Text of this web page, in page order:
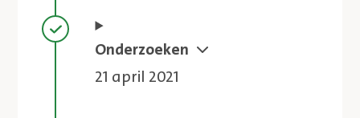
Stap voltooid
Onderzoeken
21 april 2021